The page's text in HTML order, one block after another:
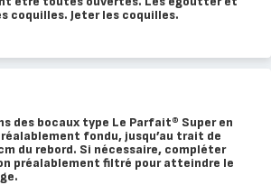
coquilles. Jeter les coquilles.
des bocaux type Le Parfait® Super en
fondu, jusqu’au trait de
du rebord. Si nécessaire, compléter
préalablement filtré pour atteindre le